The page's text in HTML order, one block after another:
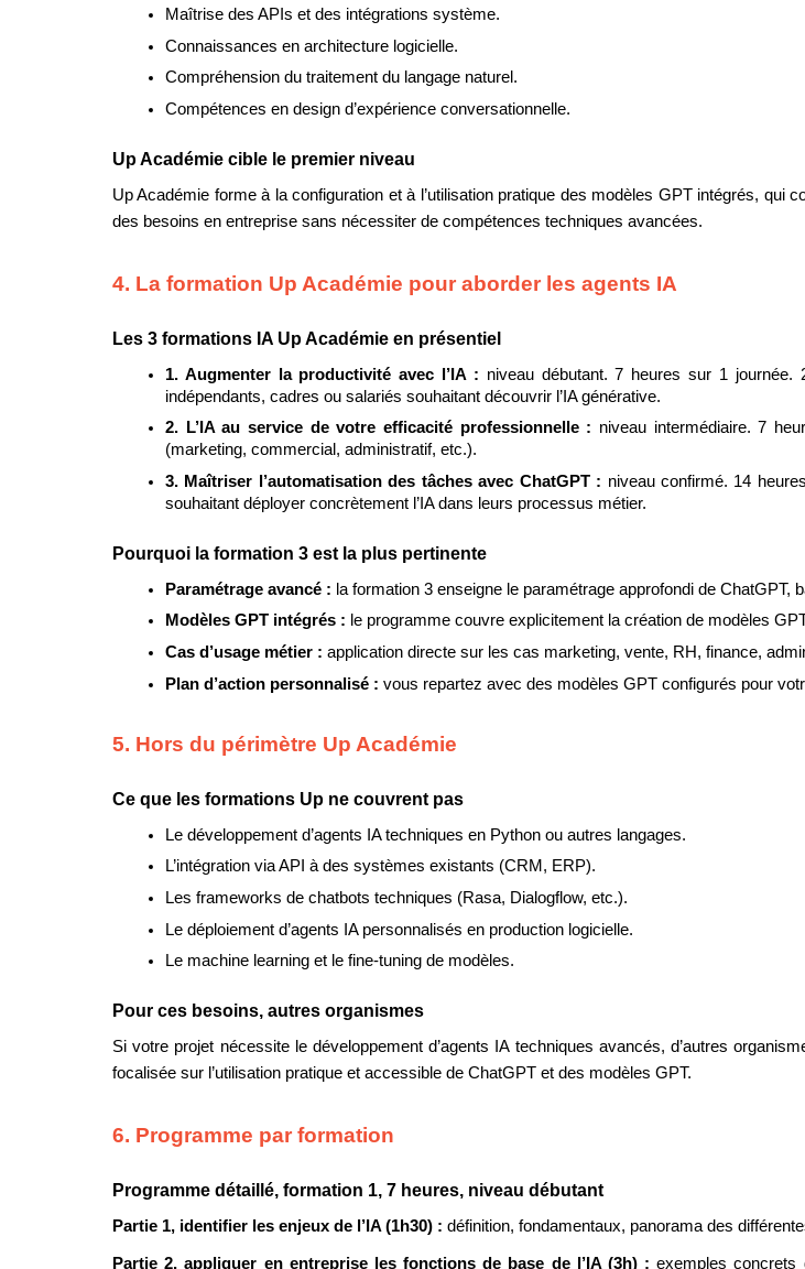
Maîtrise des APIs et des intégrations système.
Connaissances en architecture logicielle.
Compréhension du traitement du langage naturel.
Compétences en design d’expérience conversationnelle.
Up Académie cible le premier niveau
Up Académie forme à la configuration et à l’utilisation pratique des modèles GPT intégrés, qui
des besoins en entreprise sans nécessiter de compétences techniques avancées.
4. La formation Up Académie pour aborder les agents IA
Les 3 formations IA Up Académie en présentiel
1. Augmenter la productivité avec l’IA : niveau débutant. 7 heures sur 1 journée.
indépendants, cadres ou salariés souhaitant découvrir l’IA générative.
2. L’IA au service de votre efficacité professionnelle : niveau intermédiaire. 7
(marketing, commercial, administratif, etc.).
3. Maîtriser l’automatisation des tâches avec ChatGPT : niveau confirmé. 14
souhaitant déployer concrètement l’IA dans leurs processus métier.
Pourquoi la formation 3 est la plus pertinente
Paramétrage avancé : la formation 3 enseigne le paramétrage approfondi de
Modèles GPT intégrés : le programme couvre explicitement la création de modèles
Cas d’usage métier : application directe sur les cas marketing, vente, RH, finance,
Plan d’action personnalisé : vous repartez avec des modèles GPT configurés pour
5. Hors du périmètre Up Académie
Ce que les formations Up ne couvrent pas
Le développement d’agents IA techniques en Python ou autres langages.
L’intégration via API à des systèmes existants (CRM, ERP).
Les frameworks de chatbots techniques (Rasa, Dialogflow, etc.).
Le déploiement d’agents IA personnalisés en production logicielle.
Le machine learning et le fine-tuning de modèles.
Pour ces besoins, autres organismes
Si votre projet nécessite le développement d’agents IA techniques avancés, d’autres
focalisée sur l’utilisation pratique et accessible de ChatGPT et des modèles GPT.
6. Programme par formation
Programme détaillé, formation 1, 7 heures, niveau débutant
Partie 1, identifier les enjeux de l’IA (1h30) : définition, fondamentaux, panorama des
Partie 2, appliquer en entreprise les fonctions de base de l’IA (3h) : exemples concrets